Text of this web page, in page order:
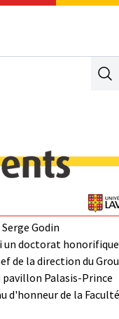
Godin
un doctorat
de la direction du
pavillon Palasis-Prince
d'honneur de la Faculté